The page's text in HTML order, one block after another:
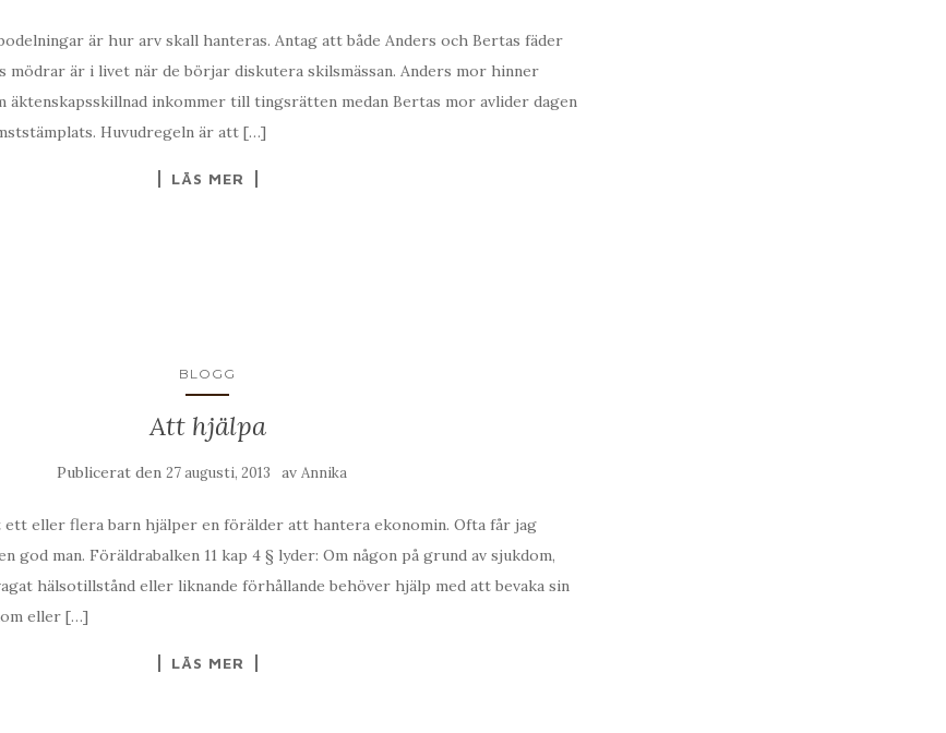
är hur arv skall hanteras. Antag att både Anders och Bertas fäder
mödrar är i livet när de börjar diskutera skilsmässan. Anders mor hinner
äktenskapsskillnad inkommer till tingsrätten medan Bertas mor avlider dagen
Huvudregeln är att […]
LÄS MER
BLOGG
Att hjälpa
Publicerat den 27 augusti, 2013 av Annika
eller flera barn hjälper en förälder att hantera ekonomin. Ofta får jag
god man. Föräldrabalken 11 kap 4 § lyder: Om någon på grund av sjukdom,
hälsotillstånd eller liknande förhållande behöver hjälp med att bevaka sin
eller […]
LÄS MER